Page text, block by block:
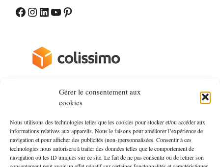
Gérer le consentement aux
cookies
Nous utilisons des technologies telles que les cookies pour stocker et/ou accéder aux
informations relatives aux appareils. Nous le faisons pour améliorer l’expérience de
navigation et pour afficher des publicités (non-)personnalisées. Consentir à ces
technologies nous autorisera à traiter des données telles que le comportement de
navigation ou les ID uniques sur ce site. Le fait de ne pas consentir ou de retirer son
Facebook
Instagram
LinkedIn
YouTube
Pinterest
Mers&Bateaux, le magazine nautique
Côtes&Mers, le magazine du littoral